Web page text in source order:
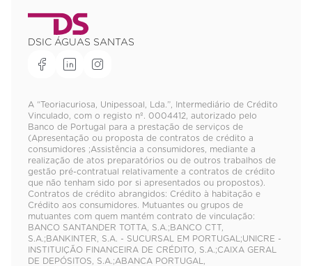
DSIC ÁGUAS SANTAS
A “Teoriacuriosa, Unipessoal, Lda.”, Intermediário de Crédito
Vinculado, com o registo nº. 0004412, autorizado pelo
Banco de Portugal para a prestação de serviços de
(Apresentação ou proposta de contratos de crédito a
consumidores ;Assistência a consumidores, mediante a
realização de atos preparatórios ou de outros trabalhos de
gestão pré-contratual relativamente a contratos de crédito
que não tenham sido por si apresentados ou propostos).
Contratos de crédito abrangidos: Crédito à habitação e
Crédito aos consumidores. Mutuantes ou grupos de
mutuantes com quem mantém contrato de vinculação:
BANCO SANTANDER TOTTA, S.A.;BANCO CTT,
S.A.;BANKINTER, S.A. - SUCURSAL EM PORTUGAL;UNICRE -
INSTITUIÇÃO FINANCEIRA DE CRÉDITO, S.A.;CAIXA GERAL
DE DEPÓSITOS, S.A.;ABANCA PORTUGAL,